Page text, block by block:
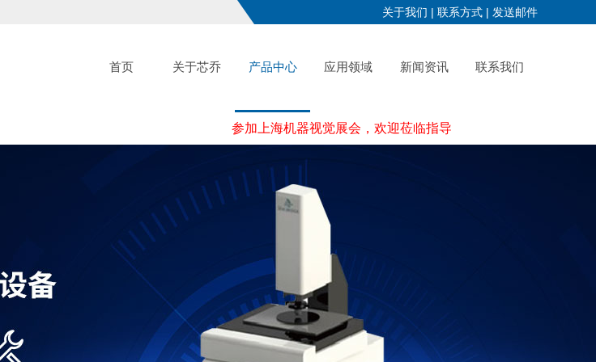
关于我们 | 联系方式 | 发送邮件
首页 关于芯乔 产品中心 应用领域 新闻资讯 联系我们
参加上海机器视觉展会，欢迎莅临指导